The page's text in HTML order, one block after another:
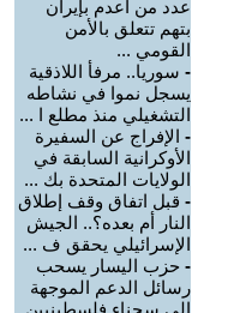
عدد من أعدم بإيران
بتهم تتعلق بالأمن
القومي ...
- سوريا.. مرفأ اللاذقية
يسجل نموا في نشاطه
التشغيلي منذ مطلع ا ...
- الإفراج عن السفيرة
الأوكرانية السابقة في
الولايات المتحدة بك ...
- قبل اتفاق وقف إطلاق
النار أم بعده؟.. الجيش
الإسرائيلي يحقق ف ...
- حزب اليسار يسحب
رسائل الدعم الموجهة
إلى سجناء فلسطينيين